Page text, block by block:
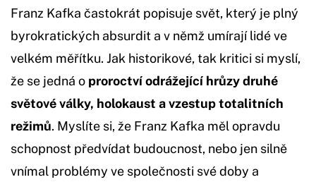
Franz Kafka častokrát popisuje svět, který je plný
byrokratických absurdit a v němž umírají lidé ve
velkém měřítku. Jak historikové, tak kritici si myslí,
že se jedná o proroctví odrážející hrůzy druhé
světové války, holokaust a vzestup totalitních
režimů. Myslíte si, že Franz Kafka měl opravdu
schopnost předvídat budoucnost, nebo jen silně
vnímal problémy ve společnosti své doby a